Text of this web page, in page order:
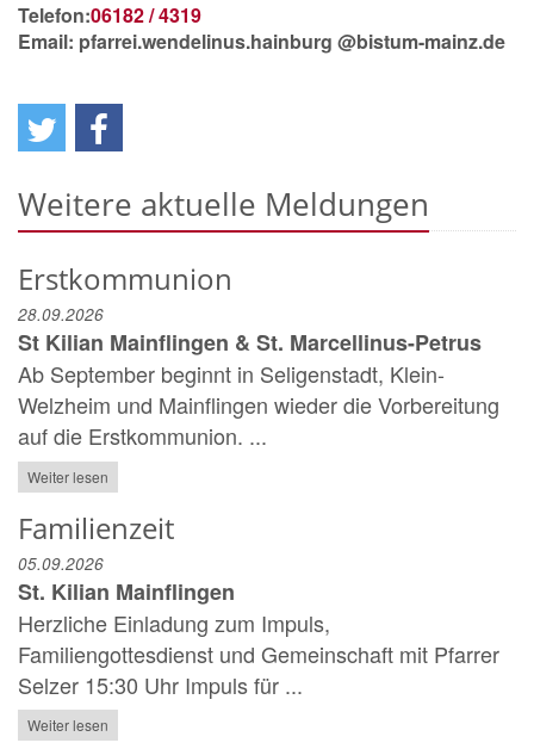
Telefon:06182 / 4319
Email: pfarrei.wendelinus.hainburg @bistum-mainz.de
Weitere aktuelle Meldungen
Erstkommunion
28.09.2026
St Kilian Mainflingen & St. Marcellinus-Petrus
Ab September beginnt in Seligenstadt, Klein-
Welzheim und Mainflingen wieder die Vorbereitung
auf die Erstkommunion. ...
Weiter lesen
Familienzeit
05.09.2026
St. Kilian Mainflingen
Herzliche Einladung zum Impuls,
Familiengottesdienst und Gemeinschaft mit Pfarrer
Selzer 15:30 Uhr Impuls für ...
Weiter lesen